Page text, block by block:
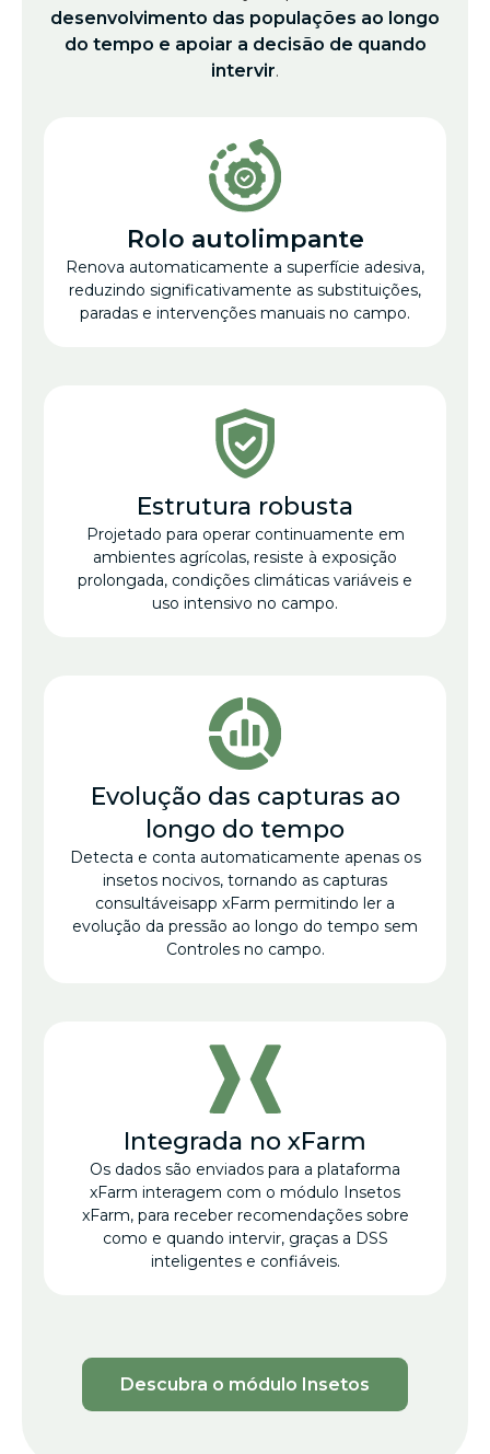
desenvolvimento das populações ao longo
do tempo e apoiar a decisão de quando
intervir.
Rolo autolimpante
Renova automaticamente a superfície adesiva,
reduzindo significativamente as substituições,
paradas e intervenções manuais no campo.
Estrutura robusta
Projetado para operar continuamente em
ambientes agrícolas, resiste à exposição
prolongada, condições climáticas variáveis e
uso intensivo no campo.
Evolução das capturas ao
longo do tempo
Detecta e conta automaticamente apenas os
insetos nocivos, tornando as capturas
consultáveisapp xFarm permitindo ler a
evolução da pressão ao longo do tempo sem
Controles no campo.
Integrada no xFarm
Os dados são enviados para a plataforma
xFarm interagem com o módulo Insetos
xFarm, para receber recomendações sobre
como e quando intervir, graças a DSS
inteligentes e confiáveis.
Descubra o módulo Insetos